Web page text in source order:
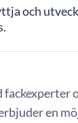
och
fackexperter
en